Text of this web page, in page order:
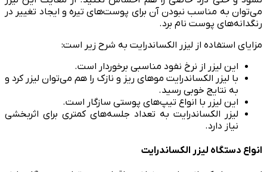
می‌توان به مناسب نبودن آن برای پوست‌های تیره و ایجاد تغییر در
رنگدانه‌های پوست نام برد.
مزایای استفاده از لیزر الکساندرایت به شرح زیر است:
این لیزر از نرخ نفود مناسبی برخوردار است.
با لیزر الکساندرایت موهای ریز و نازک را هم می‌توان لیزر کرد و
به نتایج خوبی رسید.
این لیزر با انواع تیپ‌های پوستی سازگار است.
لیزر الکساندرایت به تعداد جلسه‌های کمتری برای اثربخشی
نیاز دارد.
انواع دستگاه‌ لیزر الکساندرایت